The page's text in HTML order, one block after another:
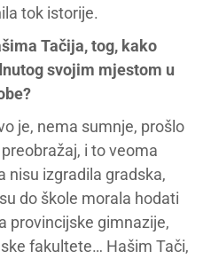
tok istorije.
Tačija, tog, kako
svojim mjestom u
je, nema sumnje, prošlo
i to veoma
nisu izgradila gradska,
do škole morala hodati
provincijske gimnazije,
fakultete… Hašim Tači,